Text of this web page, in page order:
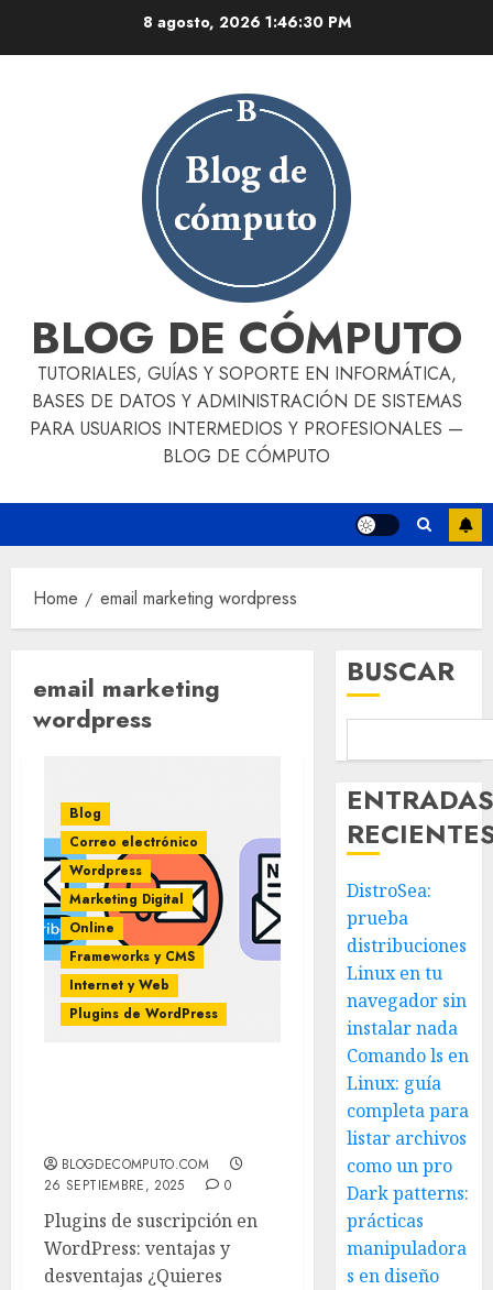
8 agosto, 20261:46:31 PM
BLOG DE CÓMPUTO
TUTORIALES, GUÍAS Y SOPORTE EN INFORMÁTICA,
BASES DE DATOS Y ADMINISTRACIÓN DE SISTEMAS
PARA USUARIOS INTERMEDIOS Y PROFESIONALES —
BLOG DE CÓMPUTO
Home email marketing wordpress
email marketing
wordpress
Blog
Correo electrónico
Wordpress
Marketing Digital
Online
Frameworks y CMS
Internet y Web
Plugins de WordPress
BLOGDECOMPUTO.COM
26 SEPTIEMBRE, 2025
0
Plugins de suscripción en
WordPress: ventajas y
desventajas ¿Quieres
BUSCAR
DistroSea:
prueba
distribuciones
Linux en tu
navegador sin
instalar nada
Comando ls en
Linux: guía
completa para
listar archivos
como un pro
Dark patterns:
prácticas
manipuladora
s en diseño